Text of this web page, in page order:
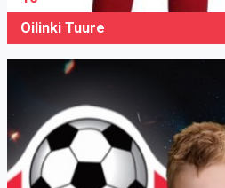
Oilinki Tuure